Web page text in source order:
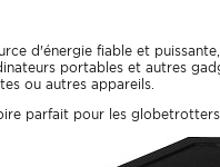
d'énergie fiable et
portables et autres
ou autres appareils.
parfait pour les